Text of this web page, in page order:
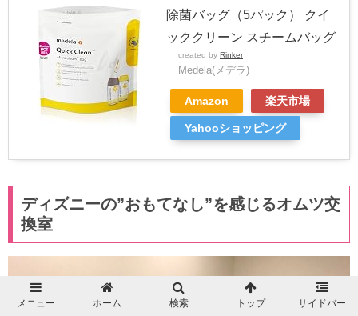
除菌バッグ（5パック） クイ
ッククリーン スチームバッグ
created by Rinker
Medela(メデラ)
Amazon 楽天市場
Yahooショッピング
ディズニーの”おもてなし”を感じるオムツ交
換室
メニュー ホーム 検索 トップ サイドバー